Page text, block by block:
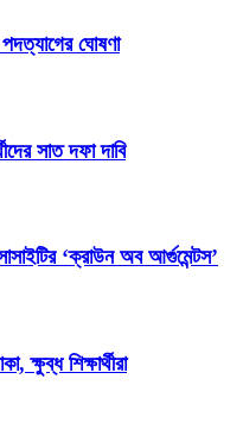
ঘোষণা
সাত দফা দাবি
‘ক্রাউন অব আর্গুমেন্টস’
ক্ষুব্ধ শিক্ষার্থীরা